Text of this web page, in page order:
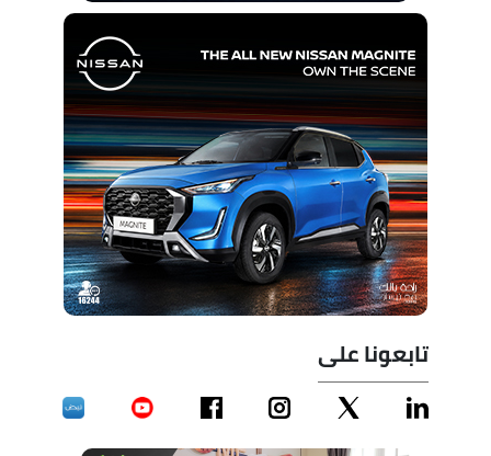
تابعونا على